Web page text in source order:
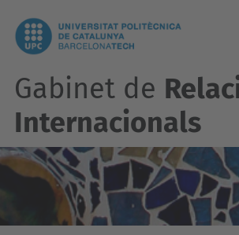
Gabinet de
Internacionals